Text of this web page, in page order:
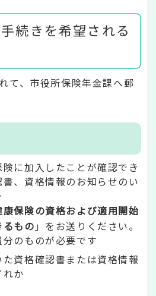
続きを希望される
て、市役所保険年金課へ郵
に加入したことが確認でき
、資格情報のお知らせのい
康保険の資格および適用開始
もの 」をお送りください。
のものが必要です
資格確認書または資格情報
か